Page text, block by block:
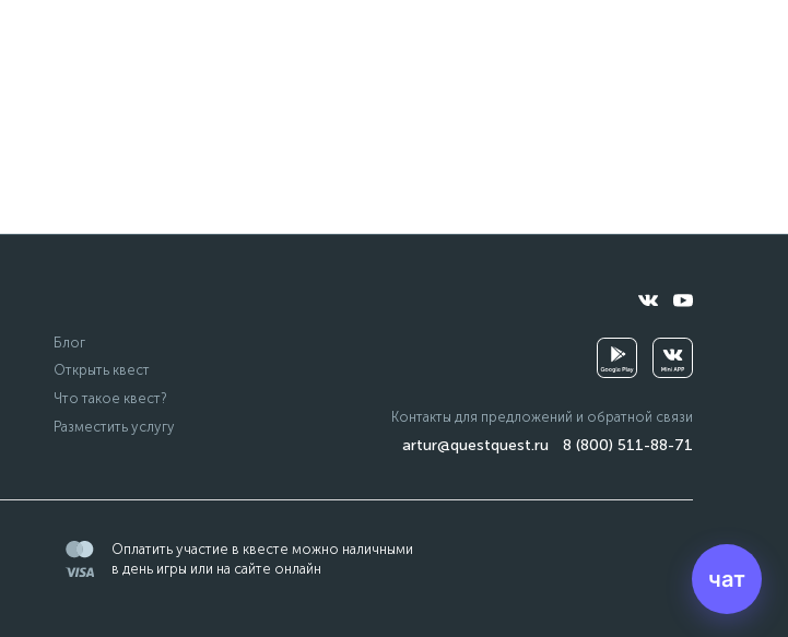
Блог
Открыть квест
Что такое квест?
Разместить услугу
Контакты для предложений и обратной связи
artur@questquest.ru 8 (800) 511-88-71
Оплатить участие в квесте можно наличными
в день игры или на сайте онлайн
чат